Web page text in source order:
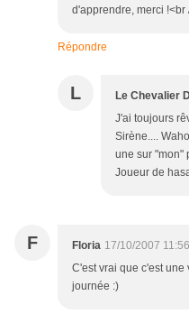
d'apprendre, merci
Répondre
L Le Chevalier
J'ai toujours
Sirène....
une sur "mon"
Joueur de
F Floria 17/10/2007 11:56
C'est vrai que c'est une
journée :)